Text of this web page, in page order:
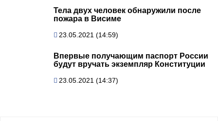
Тела двух человек обнаружили после
пожара в Висиме
23.05.2021 (14:59)
Впервые получающим паспорт России
будут вручать экземпляр Конституции
23.05.2021 (14:37)